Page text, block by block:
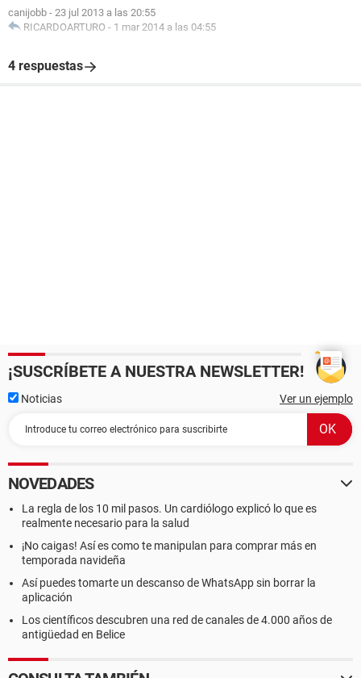
canijobb - 23 jul 2013 a las 20:55
RICARDOARTURO - 1 mar 2014 a las 04:55
4 respuestas
¡SUSCRÍBETE A NUESTRA NEWSLETTER!
Noticias Ver un ejemplo
NOVEDADES
La regla de los 10 mil pasos. Un cardiólogo explicó lo que es
realmente necesario para la salud
¡No caigas! Así es como te manipulan para comprar más en
temporada navideña
Así puedes tomarte un descanso de WhatsApp sin borrar la
aplicación
Los científicos descubren una red de canales de 4.000 años de
antigüedad en Belice